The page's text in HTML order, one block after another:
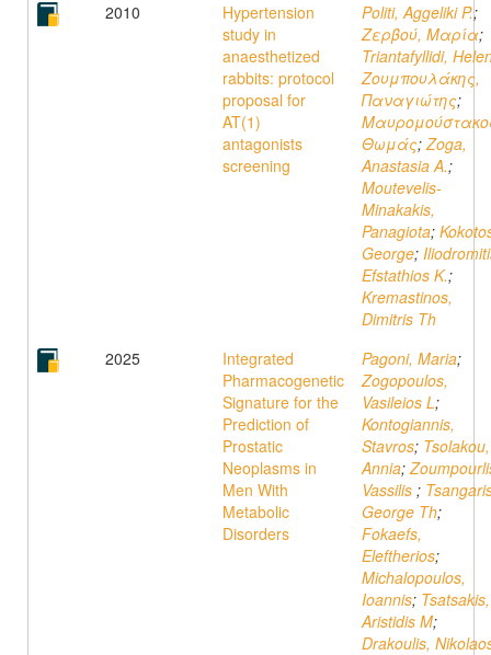
2010
Hypertension
study in
anaesthetized
rabbits: protocol
proposal for
AT(1)
antagonists
screening
Politi, Aggeliki P.;
Ζερβού, Μαρία;
Triantafyllidi,
Ζουμπουλάκης,
Παναγιώτης;
Θωμάς;Zoga,
Anastasia A.;
Moutevelis-
Minakakis,
Panagiota;
George;
Efstathios K.;
Kremastinos,
Dimitris Th
2025
Integrated
Pharmacogenetic
Signature for the
Prediction of
Prostatic
Neoplasms in
Men With
Metabolic
Disorders
Pagoni, Maria;
Zogopoulos,
Vasileios L;
Kontogiannis,
Stavros; Tsolakou,
Annia;
Vassilis ;
George Th;
Fokaefs,
Eleftherios;
Michalopoulos,
Ioannis; Tsatsakis,
Aristidis M;
Drakoulis,